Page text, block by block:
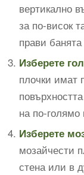
вертикално
за по-висок
прави
Изберете
плочки имат
на по-голямо
Изберете
мозайчести
стена или в